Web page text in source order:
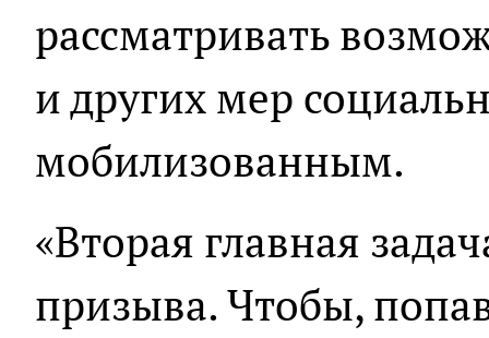
рассматривать
и других мер
мобилизованным.
«Вторая главная
призыва. Чтобы,